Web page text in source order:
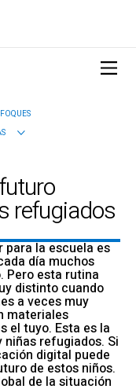
refugiados
la escuela es
día muchos
Pero esta rutina
distinto cuando
a veces muy
materiales
el tuyo. Esta es la
niñas refugiados. Si
digital puede
de estos niños.
de la situación